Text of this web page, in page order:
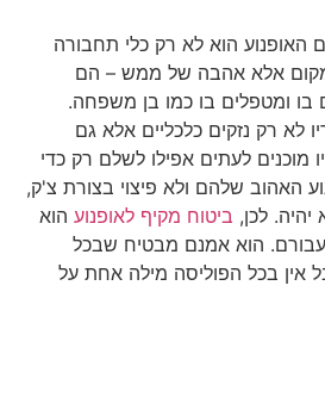
האופנוע הוא לא רק כלי תחבורה
אלא אהבה של ממש – הם
בו ומטפלים בו כמו בן משפחה.
לא רק נזקים כלכליים אלא גם
מוכנים לעתים אפילו לשלם רק כדי
האהוב שלהם ולא פיצוי בצורת צ'ק,
לכן, ביטוח מקיף לאופנוע הוא
הוא אמנם מבטיח שבכל
אין בכל הפוליסה מילה אחת על